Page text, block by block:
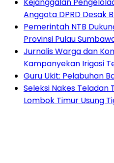
Kejanggalan
Anggota DPRD Desak
Pemerintah NTB
Provinsi Pulau
Jurnalis Warga dan
Kampanyekan Irigasi
Guru Ukit: Pelabuhan
Seleksi Nakes Teladan
Lombok Timur Usung